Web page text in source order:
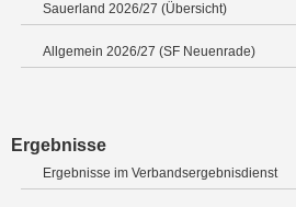
Sauerland 2026/27 (Übersicht)
Allgemein 2026/27 (SF Neuenrade)
Ergebnisse
Ergebnisse im Verbandsergebnisdienst